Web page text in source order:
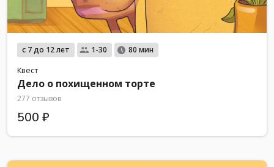
с 7 до 12 лет 1-30 80 мин
Квест
Дело о похищенном торте
277 отзывов
500 ₽